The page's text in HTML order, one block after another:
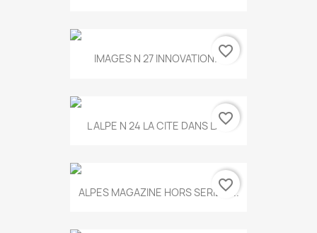
IMAGES N 27 INNOVATION...favorite_border
L ALPE N 24 LA CITE DANS LA...
favorite_border
ALPES MAGAZINE HORS SERIE N...
favorite_border